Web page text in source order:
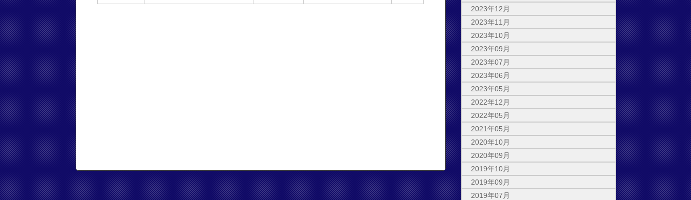
2023年12月
2023年11月
2023年10月
2023年09月
2023年07月
2023年06月
2023年05月
2022年12月
2022年05月
2021年05月
2020年10月
2020年09月
2019年10月
2019年09月
2019年07月